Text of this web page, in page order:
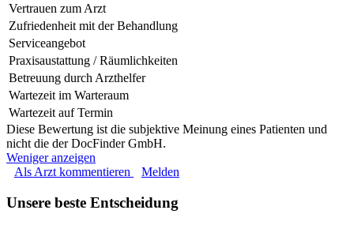
Vertrauen zum Arzt
Zufriedenheit mit der Behandlung
Serviceangebot
Praxisaustattung / Räumlichkeiten
Betreuung durch Arzthelfer
Wartezeit im Warteraum
Wartezeit auf Termin
Diese Bewertung ist die subjektive Meinung eines Patienten und
nicht die der DocFinder GmbH.
Weniger anzeigen
Als Arzt kommentieren
Melden
Unsere beste Entscheidung